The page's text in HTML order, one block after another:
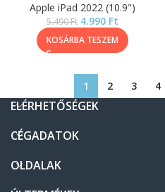
Apple iPad 2022 (10.9")
5.490Ft 4.990 Ft
KOSÁRBA TESZEM
1 2 3 4
ELÉRHETŐSÉGEK
CÉGADATOK
OLDALAK